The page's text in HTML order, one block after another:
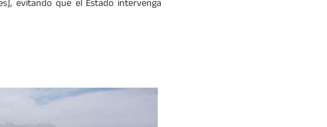
evitando que el Estado intervenga